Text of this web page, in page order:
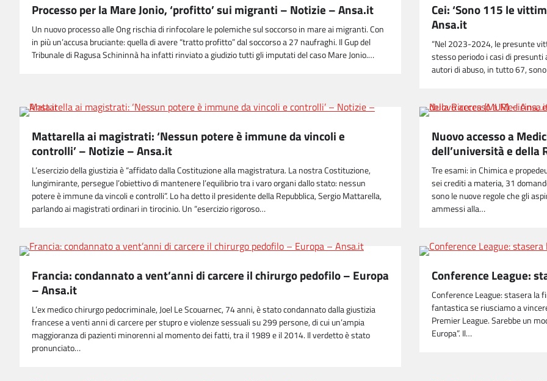
Processo per la Mare Jonio, ‘profitto’ sui migranti – Notizie – Ansa.it
Un nuovo processo alle Ong rischia di rinfocolare le polemiche sul soccorso in mare ai migranti. Con
in più un’accusa bruciante: quella di avere “tratto profitto” dal soccorso a 27 naufraghi. Il Gup del
Tribunale di Ragusa Schininnà ha infatti rinviato a giudizio tutti gli imputati del caso Mare Jonio.…
Cei: ‘Sono 115 le
Ansa.it
“Nel 2023-2024, le presunte
stesso periodo i casi di
autori di abuso, in tutto 67,
Mattarella ai magistrati: ‘Nessun potere è immune da vincoli e
controlli’ – Notizie – Ansa.it
L’esercizio della giustizia è “affidato dalla Costituzione alla magistratura. La nostra Costituzione,
lungimirante, persegue l’obiettivo di mantenere l’equilibrio tra i varo organi dallo stato: nessun
potere è immune da vincoli e controlli”. Lo ha detto il presidente della Repubblica, Sergio Mattarella,
parlando ai magistrati ordinari in tirocinio. Un “esercizio rigoroso…
Nuovo accesso a
dell’università e della
Tre esami: in Chimica e
sei crediti a materia, 31
sono le nuove regole che gli
ammessi alla…
Francia: condannato a vent’anni di carcere il chirurgo pedofilo – Europa
– Ansa.it
L’ex medico chirurgo pedocriminale, Joel Le Scouarnec, 74 anni, è stato condannato dalla giustizia
francese a venti anni di carcere per stupro e violenze sessuali su 299 persone, di cui un’ampia
maggioranza di pazienti minorenni al momento dei fatti, tra il 1989 e il 2014. Il verdetto è stato
pronunciato…
Conference League:
Conference League: stasera la
fantastica se riusciamo a
Premier League. Sarebbe un
Europa”. Il…